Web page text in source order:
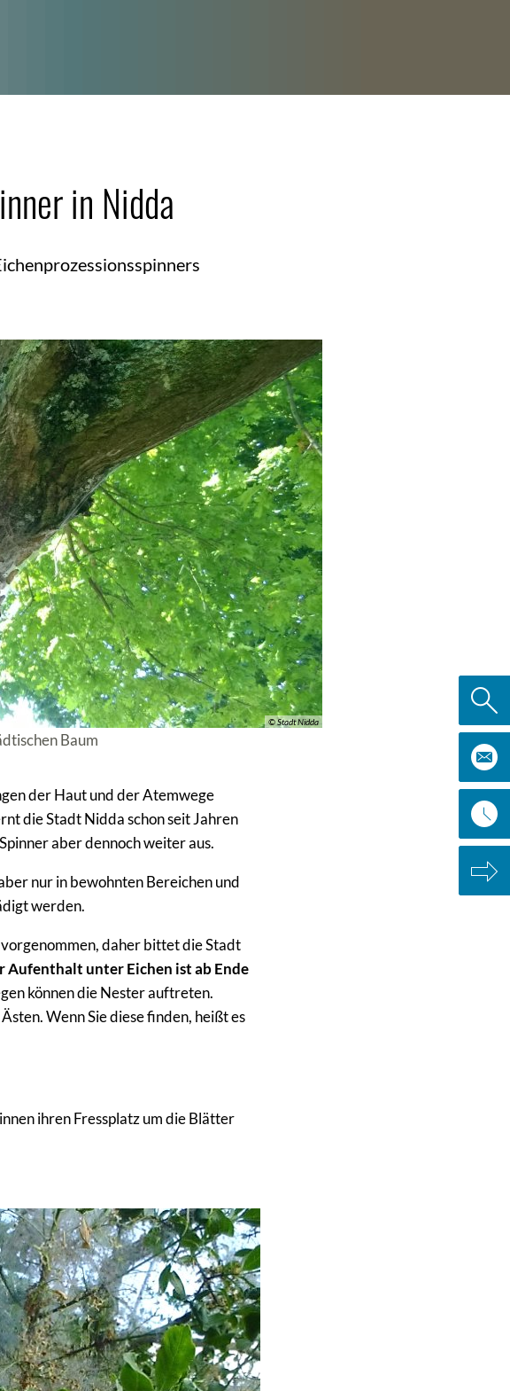
in Nidda
© Stadt Nidda
Baum
der Haut und der Atemwege
die Stadt Nidda schon seit Jahren
aber dennoch weiter aus.
nur in bewohnten Bereichen und
werden.
daher bittet die Stadt
Aufenthalt unter Eichen ist ab Ende
können die Nester auftreten.
Wenn Sie diese finden, heißt es
ihren Fressplatz um die Blätter